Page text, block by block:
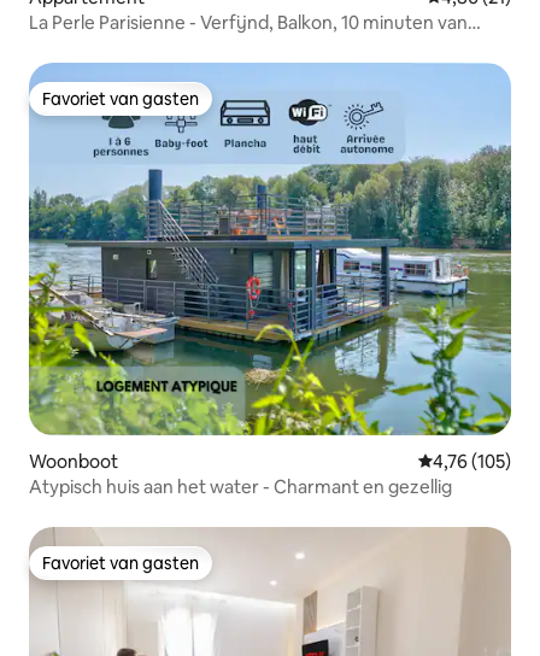
La Perle Parisienne - Verfijnd, Balkon, 10 minuten van
Favoriet van gasten
Favoriet van gasten
Woonboot Gemiddelde
4,76 (105)
Atypisch huis aan het water - Charmant en gezellig
Favoriet van gasten
Favoriet van gasten